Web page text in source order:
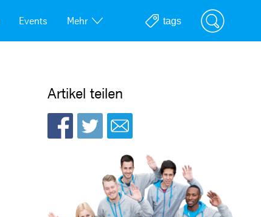
Events Mehr
Artikel teilen